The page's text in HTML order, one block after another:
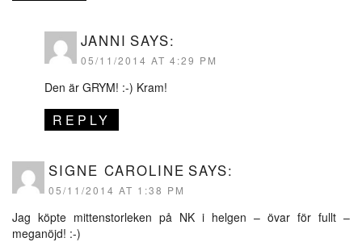
JANNI SAYS:
05/11/2014 AT 4:29 PM
Den är GRYM! :-) Kram!
REPLY
SIGNE CAROLINE SAYS:
05/11/2014 AT 1:38 PM
Jag köpte mittenstorleken på NK i helgen – övar för fullt –
meganöjd! :-)